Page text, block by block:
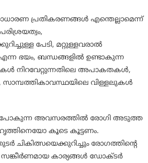
പ്രതികരണങ്ങള്‍ എന്തെല്ലാമെന്ന്
പേടി, മറ്റുള്ളവരാല്‍
ഭയം, ബന്ധങ്ങളില്‍ ഉണ്ടാകുന്ന
നിറവേറ്റുന്നതിലെ അപാകതകള്‍,
സാമ്പത്തികാവസ്ഥയിലെ വിള്ളലുകള്‍
അവസരത്തില്‍ രോഗി അടുത്ത
കൂടെ കൂട്ടണം.
ചികിത്സയെക്കുറിച്ചും രോഗത്തിന്റെ
സങ്കീര്‍ണമായ കാര്യങ്ങള്‍ ഡോക്ടര്‍